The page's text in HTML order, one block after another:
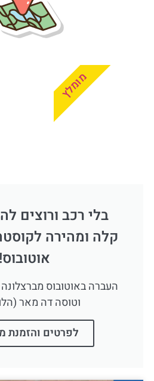
בלי רכב ורוצים
קלה ומהירה
אוטובוס!
העברה באוטובוס
וטוסה דה מאר
לפרטים והזמנת
מומלץ